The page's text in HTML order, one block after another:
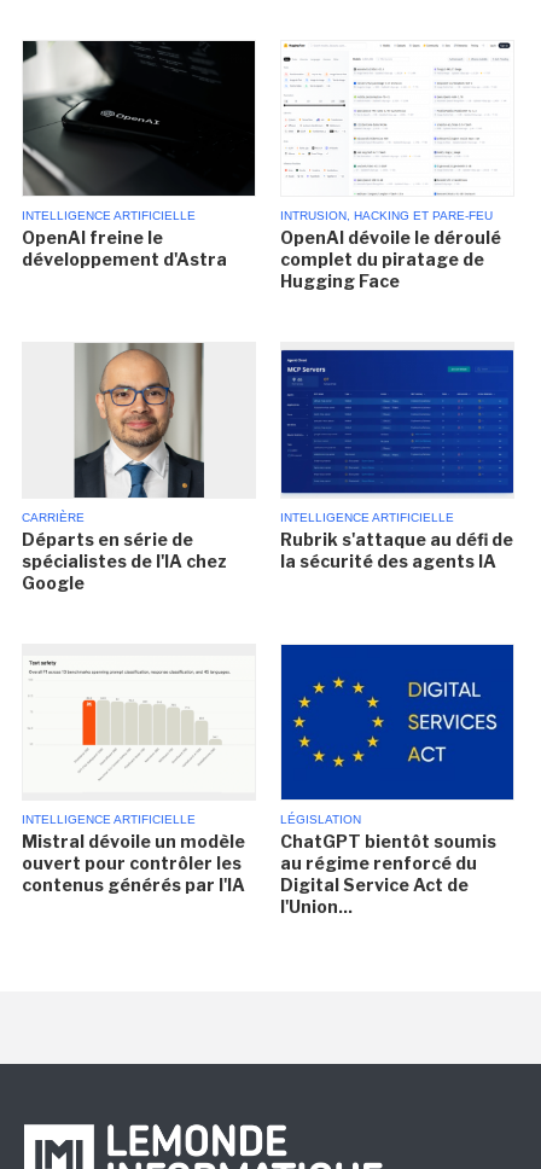
INTELLIGENCE ARTIFICIELLE
OpenAI freine le
développement d'Astra
INTRUSION, HACKING ET PARE-FEU
OpenAI dévoile le déroulé
complet du piratage de
Hugging Face
CARRIÈRE
Départs en série de
spécialistes de l'IA chez
Google
INTELLIGENCE ARTIFICIELLE
Rubrik s'attaque au défi de
la sécurité des agents IA
INTELLIGENCE ARTIFICIELLE
Mistral dévoile un modèle
ouvert pour contrôler les
contenus générés par l'IA
LÉGISLATION
ChatGPT bientôt soumis
au régime renforcé du
Digital Service Act de
l'Union...